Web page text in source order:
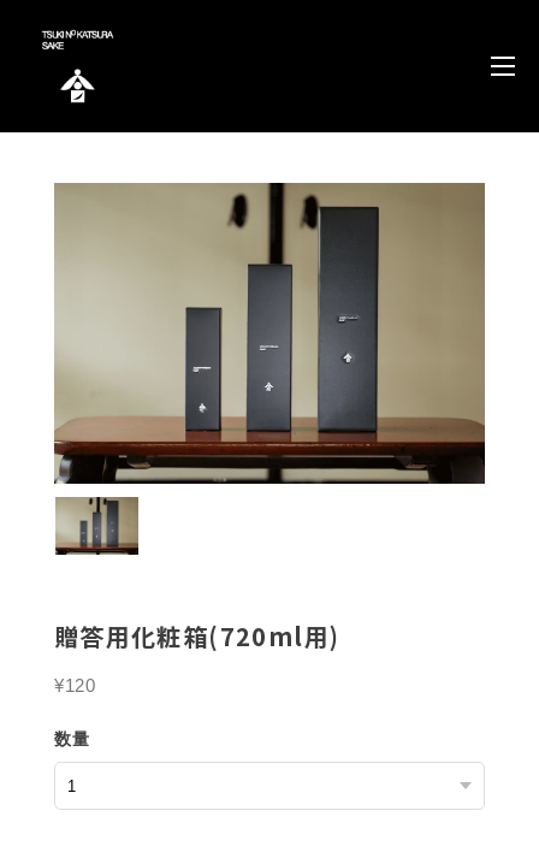
贈答用化粧箱(720ml用)
¥120
数量